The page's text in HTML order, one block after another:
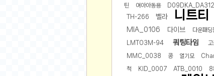
고팍스(GoPax)
커뮤니티
자유 게시판
틴
여아아동용
TH-266
벨라 니트티
MIA_0106 다이브 다운패딩
LMTO3M-94 쿼팅타임
MMC_0038 콩 열기모
척 KID_0007 ATB_0010